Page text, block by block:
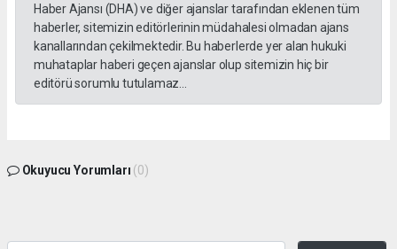
Haber Ajansı (DHA) ve diğer ajanslar tarafından eklenen tüm
haberler, sitemizin editörlerinin müdahalesi olmadan ajans
kanallarından çekilmektedir. Bu haberlerde yer alan hukuki
muhataplar haberi geçen ajanslar olup sitemizin hiç bir
editörü sorumlu tutulamaz...
Okuyucu Yorumları (0)